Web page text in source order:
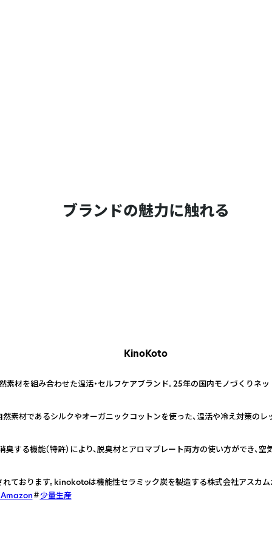
ブランドの魅力に触れる
KinoKoto
材を組み合わせた温活・セルフケアブランド。25年の国内モノづくりネッ
素材であるシルクやオーガニックコットンを使った、温活や冷え対策のレ
する機能（特許）により、脱臭材とアロマプレート両方の使い方ができ、空
れております。kinokotoは機能性セラミック炭を製造する株式会社アスカ
少量生産